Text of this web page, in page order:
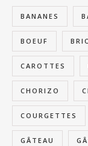
BANANES
BOEUF
CAROTTES
CHORIZO
COURGETTES
GÂTEAU